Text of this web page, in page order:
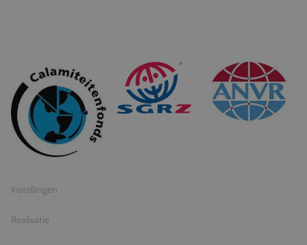
© 2026 Travel Inventive
Algemene voorwaarden
Privacy statement
Instellingen
Realisatie